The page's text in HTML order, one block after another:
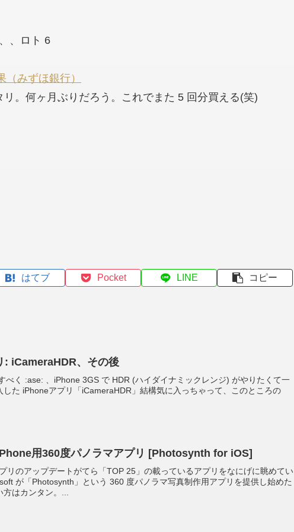
、ロト 6
みずほ銀行）
。何ヶ月ぶりだろう。これでまた 5 回分買える(笑)
はてブ Pocket LINE コピー
: iCameraHDR、その後
べく :ase: 、iPhone 3GS で HDR (ハイダイナミックレンジ) がやりたくて一
した iPhoneアプリ「iCameraHDR」結構気に入っちゃって、このところの
用360度パノラマアプリ [Photosynth for iOS]
リのアップデートがてら「TOP 25」の載っているアプリをなにげに眺めてい
が「Photosynth」という 360 度パノラマ写真制作用アプリを提供し始めた
方はカンタン。...